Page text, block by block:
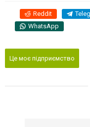
Reddit
WhatsApp
Це моє підприємство